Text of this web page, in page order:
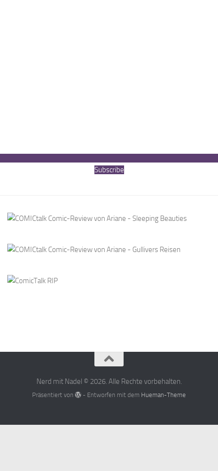
Subscribe
Nerd mit Nadel © 2026. Alle Rechte vorbehalten.
Präsentiert von - Entworfen mit dem Hueman-Theme